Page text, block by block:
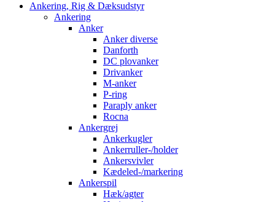
Ankering, Rig & Dæksudstyr
Ankering
Anker
Anker diverse
Danforth
DC plovanker
Drivanker
M-anker
P-ring
Paraply anker
Rocna
Ankergrej
Ankerkugler
Ankerruller-/holder
Ankersvivler
Kædeled-/markering
Ankerspil
Hæk/agter